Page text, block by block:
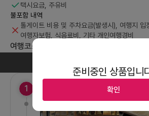
준비중인 상품입니
확인
택시요금, 주유비
불포함 내역
톨게이트 비용 및 주차요금(발생시), 여행지 입
여행자보험, 식음료비, 기타 개인여행경비
여행코스 정보
1